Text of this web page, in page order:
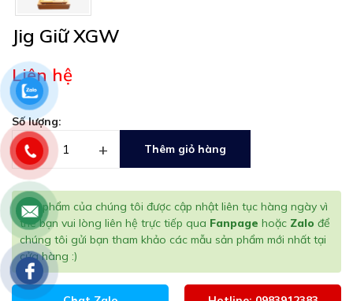
Jig Giữ XGW
Liên hệ
Số lượng:
– + Thêm giỏ hàng
Sản phẩm của chúng tôi được cập nhật liên tục hàng ngày vì
thế bạn vui lòng liên hệ trực tiếp qua Fanpage hoặc Zalo để
chúng tôi gửi bạn tham khảo các mẫu sản phẩm mới nhất tại
cửa hàng :)